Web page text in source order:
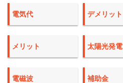
電気代 デメリット
メリット 太陽光発電
電磁波 補助金